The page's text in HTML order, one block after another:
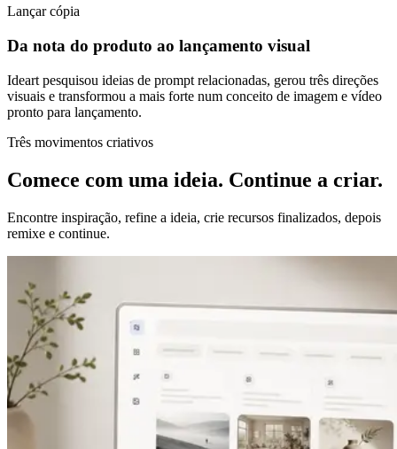
Lançar cópia
Da nota do produto ao lançamento visual
Ideart pesquisou ideias de prompt relacionadas, gerou três direções
visuais e transformou a mais forte num conceito de imagem e vídeo
pronto para lançamento.
Três movimentos criativos
Comece com uma ideia. Continue a criar.
Encontre inspiração, refine a ideia, crie recursos finalizados, depois
remixe e continue.